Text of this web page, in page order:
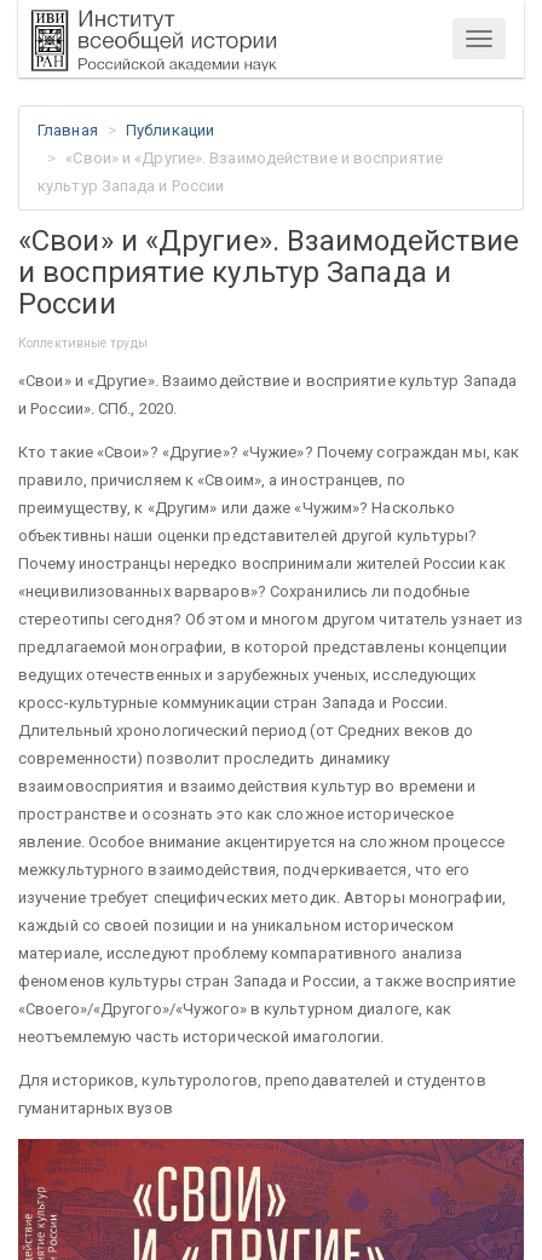
Меню
Главная
Публикации
«Свои» и «Другие». Взаимодействие и восприятие
культур Запада и России
«Свои» и «Другие». Взаимодействие
и восприятие культур Запада и
России
Коллективные труды
«Свои» и «Другие». Взаимодействие и восприятие культур Запада
и России». СПб., 2020.
Кто такие «Свои»? «Другие»? «Чужие»? Почему сограждан мы, как
правило, причисляем к «Своим», а иностранцев, по
преимуществу, к «Другим» или даже «Чужим»? Насколько
объективны наши оценки представителей другой культуры?
Почему иностранцы нередко воспринимали жителей России как
«нецивилизованных варваров»? Сохранились ли подобные
стереотипы сегодня? Об этом и многом другом читатель узнает из
предлагаемой монографии, в которой представлены концепции
ведущих отечественных и зарубежных ученых, исследующих
кросс-культурные коммуникации стран Запада и России.
Длительный хронологический период (от Средних веков до
современности) позволит проследить динамику
взаимовосприятия и взаимодействия культур во времени и
пространстве и осознать это как сложное историческое
явление. Особое внимание акцентируется на сложном процессе
межкультурного взаимодействия, подчеркивается, что его
изучение требует специфических методик. Авторы монографии,
каждый со своей позиции и на уникальном историческом
материале, исследуют проблему компаративного анализа
феноменов культуры стран Запада и России, а также восприятие
«Своего»/«Другого»/«Чужого» в культурном диалоге, как
неотъемлемую часть исторической имагологии.
Для историков, культурологов, преподавателей и студентов
гуманитарных вузов